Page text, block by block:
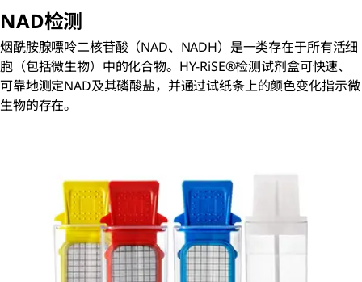
NAD检测
烟酰胺腺嘌呤二核苷酸（NAD、NADH）是一类存在于所有活细
胞（包括微生物）中的化合物。HY-RiSE®检测试剂盒可快速、
可靠地测定NAD及其磷酸盐，并通过试纸条上的颜色变化指示微
生物的存在。